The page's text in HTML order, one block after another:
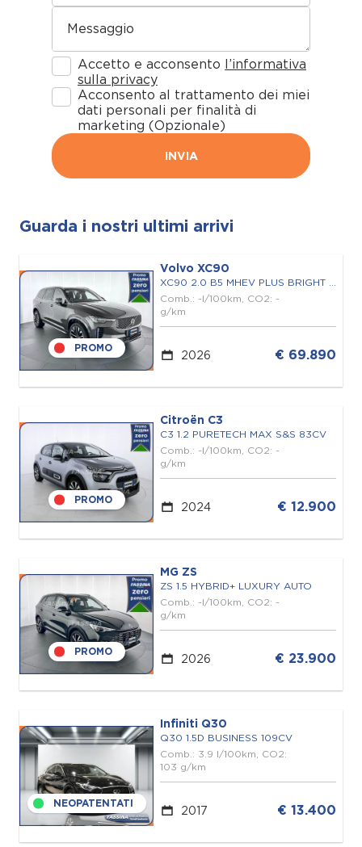
Messaggio
Accetto e acconsento l’informativa
sulla privacy
Acconsento al trattamento dei miei
dati personali per finalità di
marketing (Opzionale)
INVIA
Guarda i nostri ultimi arrivi
PROMO
Volvo XC90
XC90 2.0 B5 MHEV PLUS BRIGHT AWD 7P.TI AUTO
Comb.: -l/100km, CO2: -
g/km
2026 € 69.890
PROMO
Citroën C3
C3 1.2 PURETECH MAX S&S 83CV
Comb.: -l/100km, CO2: -
g/km
2024 € 12.900
PROMO
MG ZS
ZS 1.5 HYBRID+ LUXURY AUTO
Comb.: -l/100km, CO2: -
g/km
2026 € 23.900
NEOPATENTATI
Infiniti Q30
Q30 1.5D BUSINESS 109CV
Comb.: 3.9 l/100km, CO2:
103 g/km
2017 € 13.400